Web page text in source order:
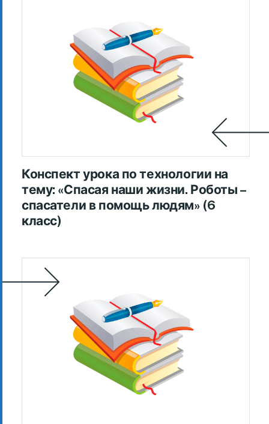
Конспект урока по технологии на
тему: «Спасая наши жизни. Роботы –
спасатели в помощь людям» (6
класс)